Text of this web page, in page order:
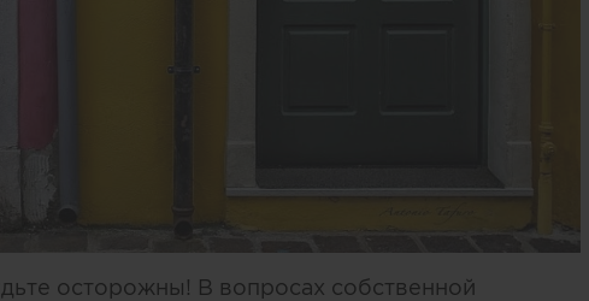
осторожны! В вопросах собственной